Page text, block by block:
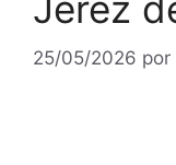
25/05/2026 por